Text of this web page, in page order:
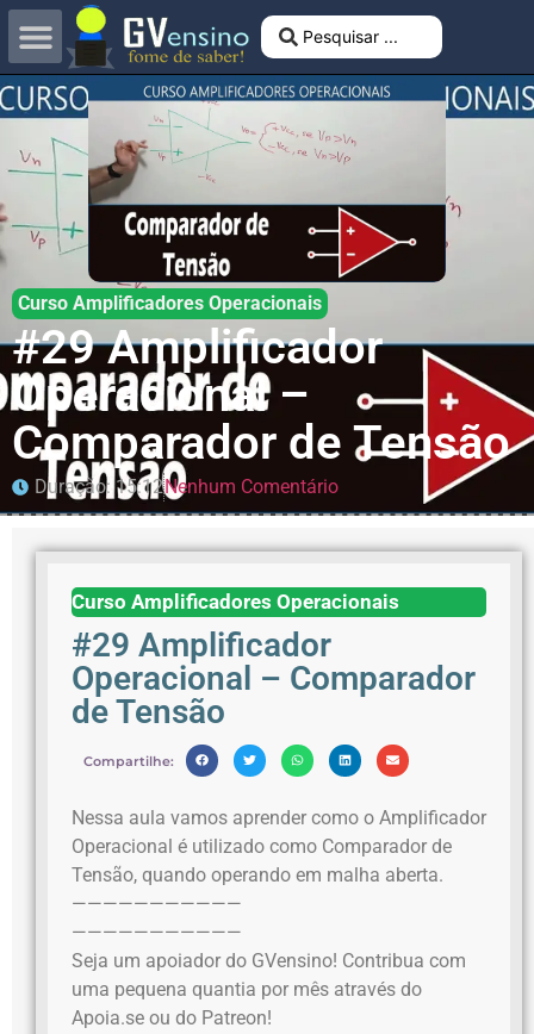
Curso Amplificadores Operacionais
#29 Amplificador
Operacional –
Comparador de Tensão
Duração: 15:12Nenhum Comentário
Curso Amplificadores Operacionais
#29 Amplificador
Operacional – Comparador
de Tensão
Compartilhe:
Nessa aula vamos aprender como o Amplificador
Operacional é utilizado como Comparador de
Tensão, quando operando em malha aberta.
———————————
———————————
Seja um apoiador do GVensino! Contribua com
uma pequena quantia por mês através do
Apoia.se ou do Patreon!